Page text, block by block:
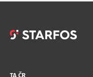
TA ČR